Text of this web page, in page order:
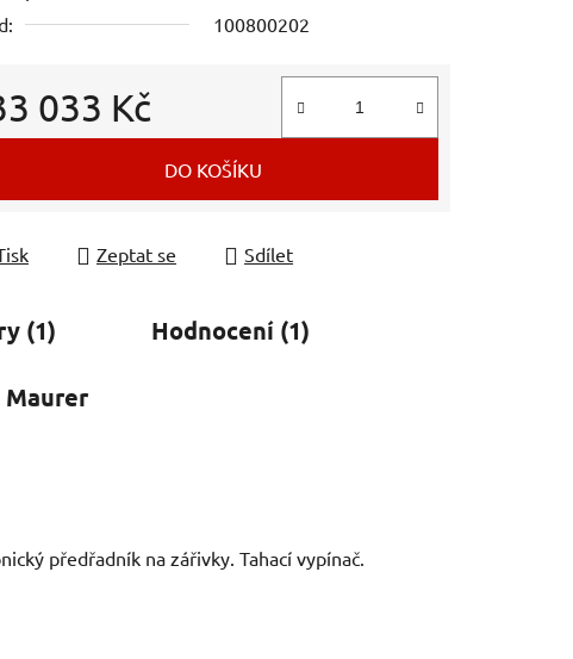
100800202
033 Kč
cena:
DO KOŠÍKU
Zeptat se Sdílet
(1) Hodnocení (1)
Maurer
předřadník na zářivky. Tahací vypínač.